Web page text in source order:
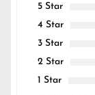
5 Star
4 Star
3 Star
2 Star
1 Star